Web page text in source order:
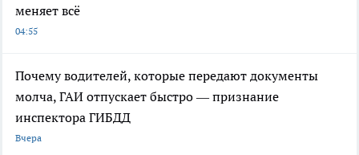
меняет всё
04:55
Почему водителей, которые передают документы
молча, ГАИ отпускает быстро — признание
инспектора ГИБДД
Вчера